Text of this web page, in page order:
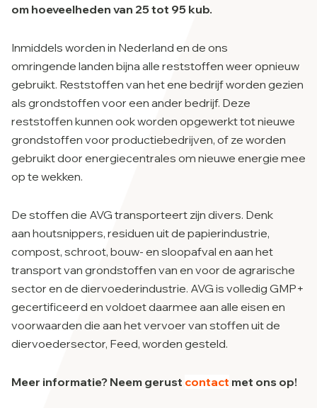
om hoeveelheden van 25 tot 95 kub.
Inmiddels worden in Nederland en de ons
omringende landen bijna alle reststoffen weer opnieuw
gebruikt. Reststoffen van het ene bedrijf worden gezien
als grondstoffen voor een ander bedrijf. Deze
reststoffen kunnen ook worden opgewerkt tot nieuwe
grondstoffen voor productiebedrijven, of ze worden
gebruikt door energiecentrales om nieuwe energie mee
op te wekken.
De stoffen die AVG transporteert zijn divers. Denk
aan houtsnippers, residuen uit de papierindustrie,
compost, schroot, bouw- en sloopafval en aan het
transport van grondstoffen van en voor de agrarische
sector en de diervoederindustrie. AVG is volledig GMP+
gecertificeerd en voldoet daarmee aan alle eisen en
voorwaarden die aan het vervoer van stoffen uit de
diervoedersector, Feed, worden gesteld.
Meer informatie? Neem gerust contact met ons op!